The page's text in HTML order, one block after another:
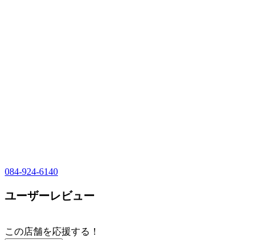
084-924-6140
ユーザーレビュー
この店舗を応援する！